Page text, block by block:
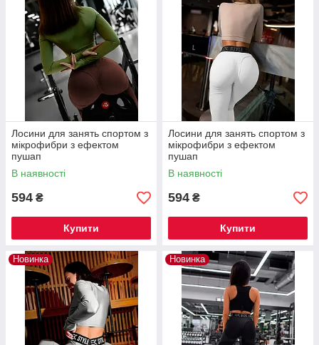
Лосини для занять спортом з
мікрофибри з ефектом
пушап
В наявності
594 ₴
Купити
Лосини для занять спортом з
мікрофибри з ефектом
пушап
В наявності
594 ₴
Купити
Новинка Новинка